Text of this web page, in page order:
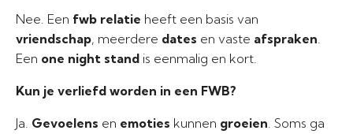
Nee. Een fwb relatie heeft een basis van
vriendschap, meerdere dates en vaste afspraken.
Een one night stand is eenmalig en kort.
Kun je verliefd worden in een FWB?
Ja. Gevoelens en emoties kunnen groeien. Soms ga